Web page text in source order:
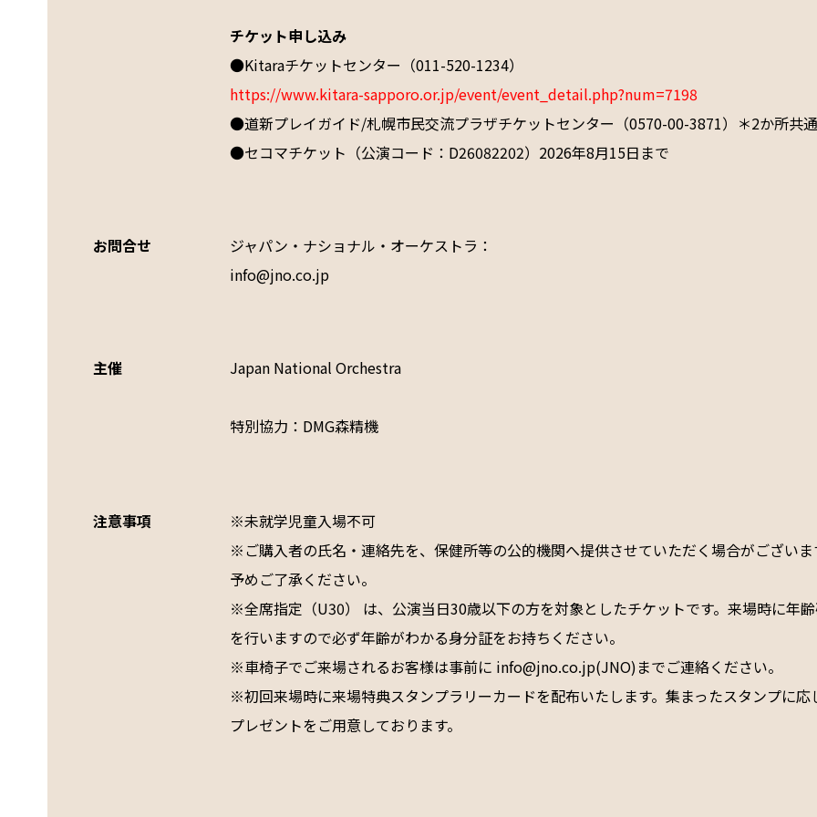
チケット申し込み
●Kitaraチケットセンター（011-520-1234）
https://www.kitara-sapporo.or.jp/event/event_detail.php?num=7198
●道新プレイガイド/札幌市民交流プラザチケットセンター（0570-00-3871）＊2か所共通
●セコマチケット（公演コード：D26082202）2026年8月15日まで
お問合せ
ジャパン・ナショナル・オーケストラ：
info@jno.co.jp
主催 Japan National Orchestra
特別協力：DMG森精機
注意事項
※未就学児童入場不可
※ご購入者の氏名・連絡先を、保健所等の公的機関へ提供させていただく場合がございま
予めご了承ください。
※全席指定（U30） は、公演当日30歳以下の方を対象としたチケットです。来場時に年
を行いますので必ず年齢がわかる身分証をお持ちください。
※車椅子でご来場されるお客様は事前に info@jno.co.jp(JNO)までご連絡ください。
※初回来場時に来場特典スタンプラリーカードを配布いたします。集まったスタンプに応
プレゼントをご用意しております。